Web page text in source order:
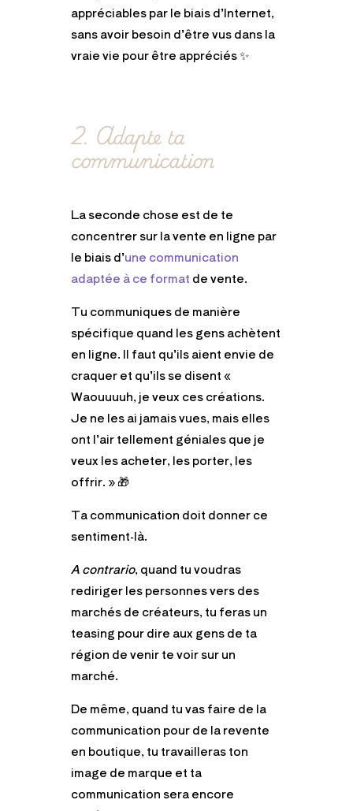
appréciables par le biais d’Internet,
sans avoir besoin d’être vus dans la
vraie vie pour être appréciés✨
2. Adapte ta
communication
La seconde chose est de te
concentrer sur la vente en ligne par
le biais d’une communication
adaptée à ce format de vente.
Tu communiques de manière
spécifique quand les gens achètent
en ligne. Il faut qu’ils aient envie de
craquer et qu’ils se disent «
Waouuuuh, je veux ces créations.
Je ne les ai jamais vues, mais elles
ont l’air tellement géniales que je
veux les acheter, les porter, les
offrir. »🎁
Ta communication doit donner ce
sentiment-là.
A contrario, quand tu voudras
rediriger les personnes vers des
marchés de créateurs, tu feras un
teasing pour dire aux gens de ta
région de venir te voir sur un
marché.
De même, quand tu vas faire de la
communication pour de la revente
en boutique, tu travailleras ton
image de marque et ta
communication sera encore